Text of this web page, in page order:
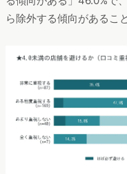
ら除外する傾向があるこ